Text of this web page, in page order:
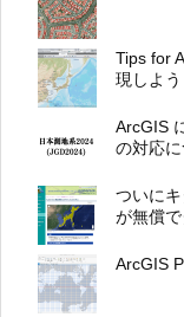
Tips for
現しよう
ArcGIS
の対応
ついに
が無償で
ArcGIS